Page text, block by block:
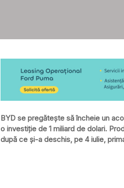
BYD se pregătește să încheie un
o investiție de 1 miliard de dolari.
după ce și-a deschis, pe 4 iulie,